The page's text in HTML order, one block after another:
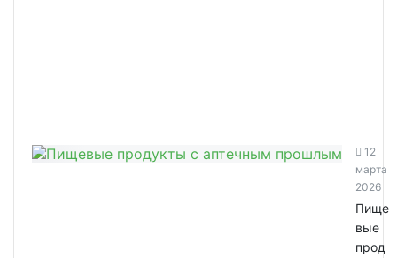
12
марта
2026
Пище
вые
прод